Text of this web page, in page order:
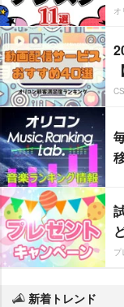
オ
プ
新着トレンド